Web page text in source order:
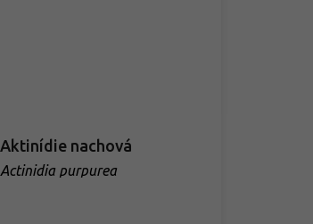
Aktinídie nachová
Actinidia purpurea